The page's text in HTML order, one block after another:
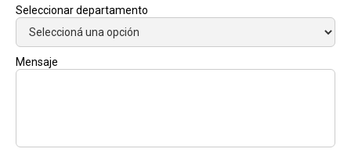
Seleccionar departamento
Mensaje